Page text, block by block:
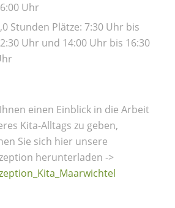
Uhr
Stunden Plätze: 7:30 Uhr bis
Uhr und 14:00 Uhr bis 16:30
einen Einblick in die Arbeit
Kita-Alltags zu geben,
Sie sich hier unsere
herunterladen ->